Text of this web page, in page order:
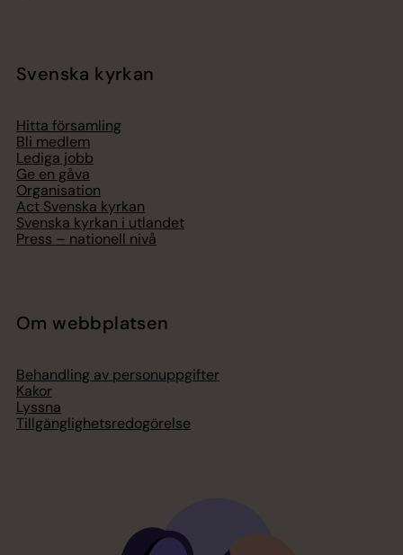
Svenska kyrkan
Hitta församling
Bli medlem
Lediga jobb
Ge en gåva
Organisation
Act Svenska kyrkan
Svenska kyrkan i utlandet
Press – nationell nivå
Om webbplatsen
Behandling av personuppgifter
Kakor
Lyssna
Tillgänglighetsredogörelse